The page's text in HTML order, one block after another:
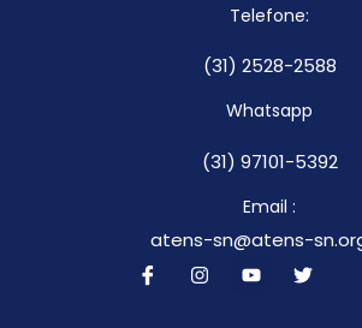
Telefone:
(31) 2528-2588
Whatsapp
(31) 97101-5392
Email :
atens-sn@atens-